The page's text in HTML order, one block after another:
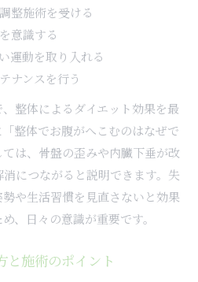
整施術を受ける
意識する
運動を取り入れる
ナンスを行う
整体によるダイエット効果を最
整体でお腹がへこむのはなぜで
は、骨盤の歪みや内臓下垂が改
につながると説明できます。失
や生活習慣を見直さないと効果
、日々の意識が重要です。
と施術のポイント